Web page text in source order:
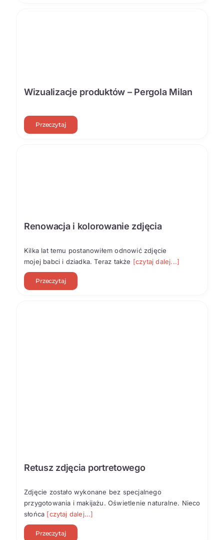
Wizualizacje produktów – Pergola Milan
Przeczytaj
Renowacja i kolorowanie zdjęcia
Kilka lat temu postanowiłem odnowić zdjęcie
mojej babci i dziadka. Teraz także [czytaj dalej...]
Przeczytaj
Retusz zdjęcia portretowego
Zdjęcie zostało wykonane bez specjalnego
przygotowania i makijażu. Oświetlenie naturalne. Nieco
słońca [czytaj dalej...]
Przeczytaj